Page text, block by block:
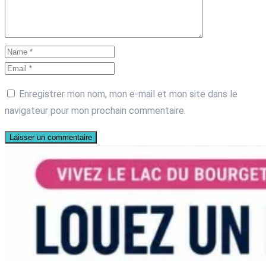
Enregistrer mon nom, mon e-mail et mon site dans le
navigateur pour mon prochain commentaire.